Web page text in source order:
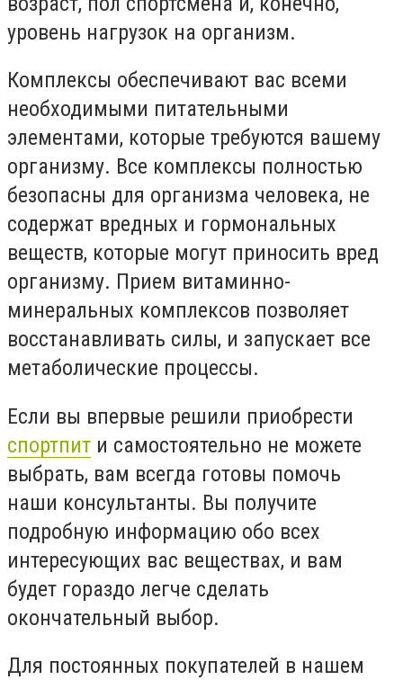
уровень нагрузок на организм.
Комплексы обеспечивают вас всеми
необходимыми питательными
элементами, которые требуются вашему
организму. Все комплексы полностью
безопасны для организма человека, не
содержат вредных и гормональных
веществ, которые могут приносить вред
организму. Прием витаминно-
минеральных комплексов позволяет
восстанавливать силы, и запускает все
метаболические процессы.
Если вы впервые решили приобрести
спортпит и самостоятельно не можете
выбрать, вам всегда готовы помочь
наши консультанты. Вы получите
подробную информацию обо всех
интересующих вас веществах, и вам
будет гораздо легче сделать
окончательный выбор.
Для постоянных покупателей в нашем